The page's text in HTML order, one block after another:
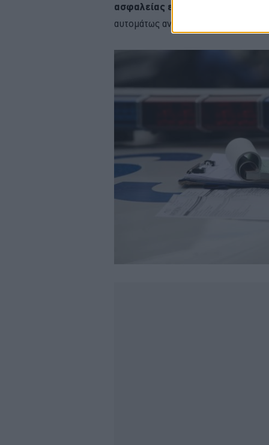
ασφαλείας είναι 100 ευρώ και
αυτομάτως αναλαμβάνει και την